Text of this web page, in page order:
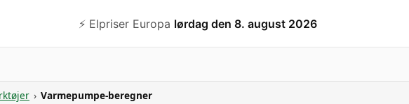
⚡️ Elpriser Europa lørdag den 8. august 2026
› Varmepumpe-beregner